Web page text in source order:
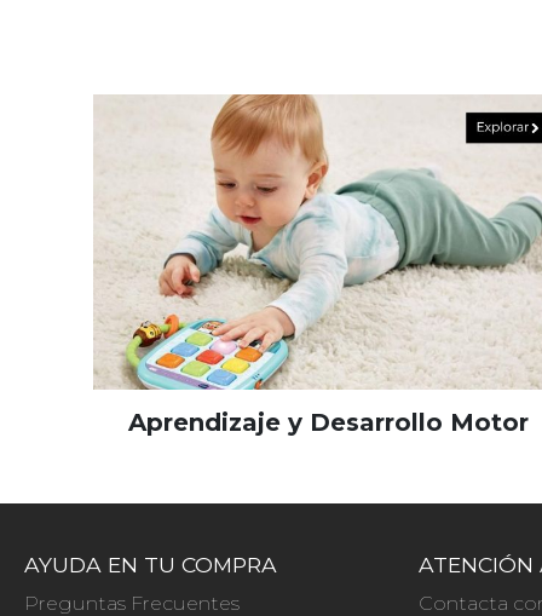
Aprendizaje y Desarrollo Motor
AYUDA EN TU COMPRA
Preguntas Frecuentes
ATENCIÓN
Contacta